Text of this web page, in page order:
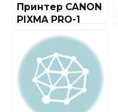
Принтер CANON
PIXMA PRO-1